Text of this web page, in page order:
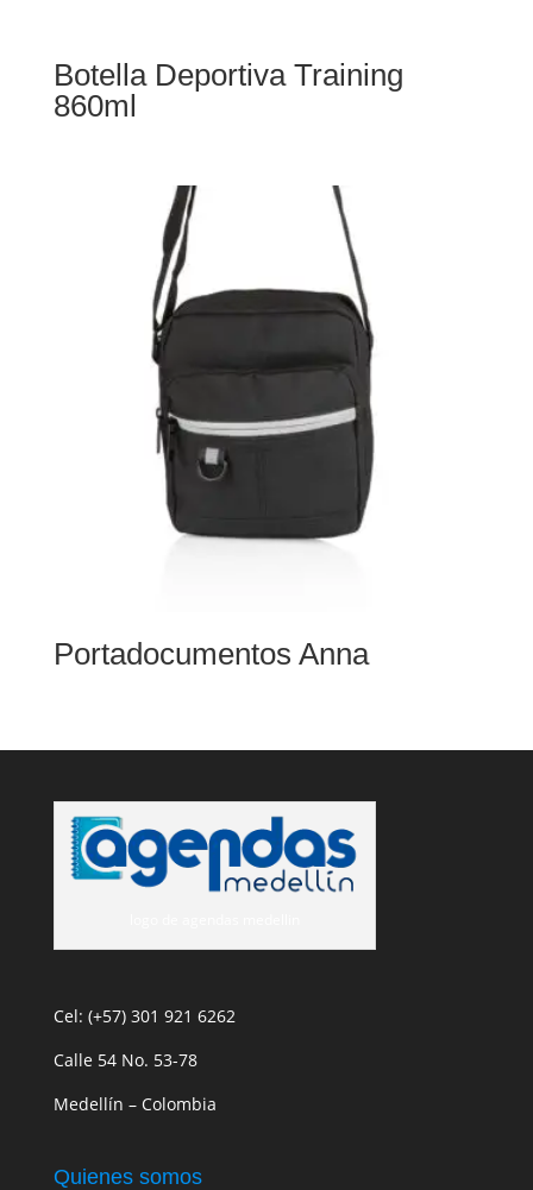
Botella Deportiva Training
860ml
Portadocumentos Anna
Cel: (+57) 301 921 6262
Calle 54 No. 53-78
Medellín – Colombia
Quienes somos